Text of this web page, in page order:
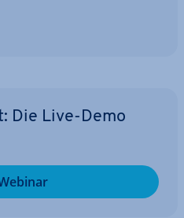
Die Live-Demo